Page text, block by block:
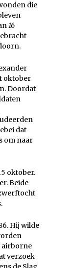
die
16
oktober
Doordat
dat
om naar
oktober.
Beide
Hij wilde
airborne
verzoek